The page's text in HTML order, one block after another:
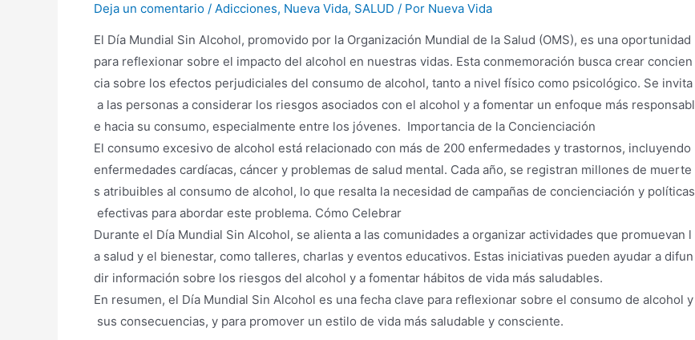
Deja un comentario / Adicciones, Nueva Vida, SALUD / Por Nueva Vida
El Día Mundial Sin Alcohol, promovido por la Organización Mundial de la Salud (OMS), es una oportunidad
para reflexionar sobre el impacto del alcohol en nuestras vidas. Esta conmemoración busca crear concien
cia sobre los efectos perjudiciales del consumo de alcohol, tanto a nivel físico como psicológico. Se invita
a las personas a considerar los riesgos asociados con el alcohol y a fomentar un enfoque más responsabl
e hacia su consumo, especialmente entre los jóvenes. Importancia de la Concienciación
El consumo excesivo de alcohol está relacionado con más de 200 enfermedades y trastornos, incluyendo
enfermedades cardíacas, cáncer y problemas de salud mental. Cada año, se registran millones de muerte
s atribuibles al consumo de alcohol, lo que resalta la necesidad de campañas de concienciación y políticas
efectivas para abordar este problema. Cómo Celebrar
Durante el Día Mundial Sin Alcohol, se alienta a las comunidades a organizar actividades que promuevan l
a salud y el bienestar, como talleres, charlas y eventos educativos. Estas iniciativas pueden ayudar a difun
dir información sobre los riesgos del alcohol y a fomentar hábitos de vida más saludables.
En resumen, el Día Mundial Sin Alcohol es una fecha clave para reflexionar sobre el consumo de alcohol y
sus consecuencias, y para promover un estilo de vida más saludable y consciente.